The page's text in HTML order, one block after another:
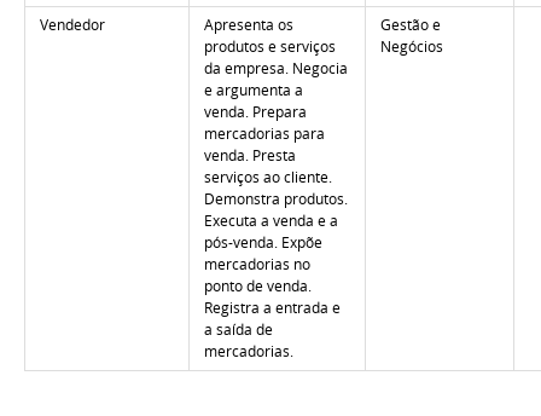
Vendedor
Apresenta os
produtos e serviços
da empresa. Negocia
e argumenta a
venda. Prepara
mercadorias para
venda. Presta
serviços ao cliente.
Demonstra produtos.
Executa a venda e a
pós-venda. Expõe
mercadorias no
ponto de venda.
Registra a entrada e
a saída de
mercadorias.
Gestão e
Negócios